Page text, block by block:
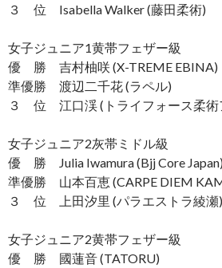
３ 位 Isabella Walker (藤田柔術)
女子ジュニア1黄帯フェザー級
優 勝 吉村柚咲 (X-TREME EBINA)
準優勝 渡辺二千花 (ラペル)
３ 位 江口渓 (トライフォース柔術
女子ジュニア2灰帯ミドル級
優 勝 Julia Iwamura (Bjj Core Japan)
準優勝 山本百恵 (CARPE DIEM
３ 位 上田汐里 (パラエストラ綾瀬)
女子ジュニア2黄帯フェザー級
優 勝 國蓮音 (TATORU)